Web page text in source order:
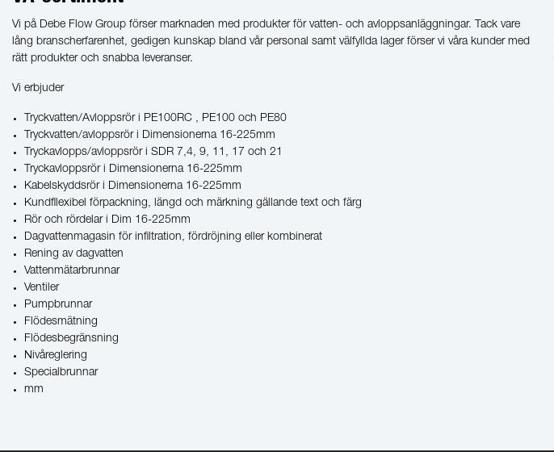
Vi på Debe Flow Group förser marknaden med produkter för vatten- och avloppsanläggningar. Tack vare
lång branscherfarenhet, gedigen kunskap bland vår personal samt välfyllda lager förser vi våra kunder med
rätt produkter och snabba leveranser.
Vi erbjuder
Tryckvatten/Avloppsrör i PE100RC , PE100 och PE80
Tryckvatten/avloppsrör i Dimensionerna 16-225mm
Tryckavlopps/avloppsrör i SDR 7,4, 9, 11, 17 och 21
Tryckavloppsrör i Dimensionerna 16-225mm
Kabelskyddsrör i Dimensionerna 16-225mm
Kundfllexibel förpackning, längd och märkning gällande text och färg
Rör och rördelar i Dim 16-225mm
Dagvattenmagasin för infiltration, fördröjning eller kombinerat
Rening av dagvatten
Vattenmätarbrunnar
Ventiler
Pumpbrunnar
Flödesmätning
Flödesbegränsning
Nivåreglering
Specialbrunnar
mm